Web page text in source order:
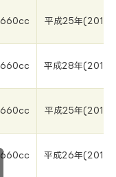
660cc 平成25年(2013
660cc 平成28年(2016
660cc 平成25年(2013
660cc 平成26年(2015